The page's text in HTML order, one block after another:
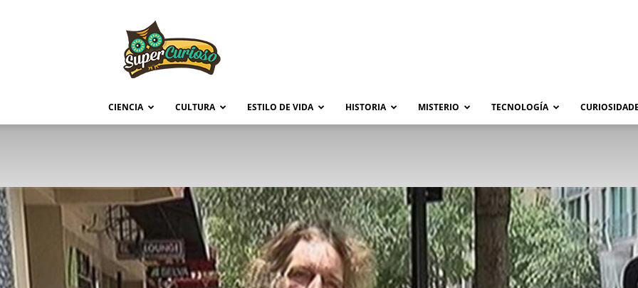
CIENCIA CULTURA ESTILO DE VIDA HISTORIA MISTERIO TECNOLOGÍA